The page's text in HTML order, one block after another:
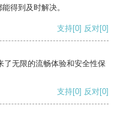
得到及时解决。
支持[0] 反对[0]
了无限的流畅体验和安全性保
支持[0] 反对[0]